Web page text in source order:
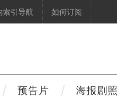
索引导航 如何订阅
预告片 海报剧照